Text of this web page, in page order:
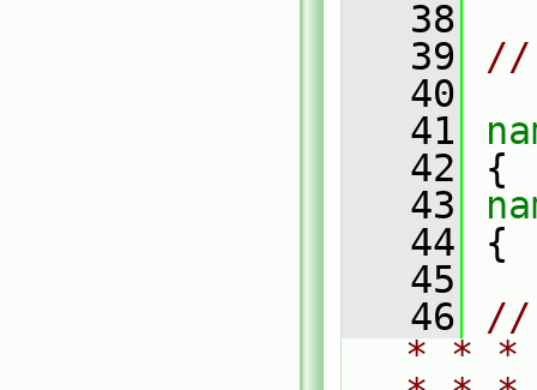
   38
   39
//
   40
   41
   42
{
   43
   44
{
   45
   46
//
* * *